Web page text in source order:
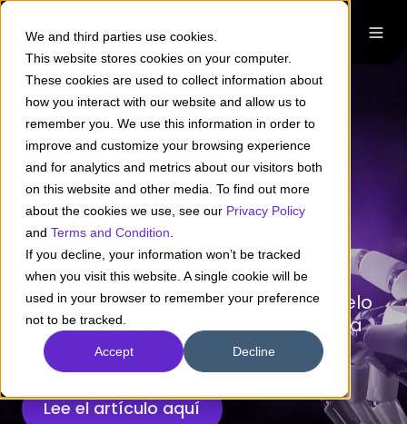
We and third parties use cookies.
This website stores cookies on your computer.
These cookies are used to collect information about
how you interact with our website and allow us to
remember you. We use this information in order to
improve and customize your browsing experience
and for analytics and metrics about our visitors both
on this website and other media. To find out more
about the cookies we use, see our Privacy Policy
and Terms and Condition
If you decline, your information won’t be tracked
when you visit this website. A single cookie will be
used in your browser to remember your preference
not to be tracked.
Accept Decline
Aumentamos la satisfacción del
cliente optimizando las interacciones y
acelerando las
respuestas. Así
demostramos el poder de la IA para la
asistencia personalizada.
¿Por qué tu negocio debe
convertirse en una
empresa agéntica?
Descubre por qué adoptar un modelo
agéntico puede marcar la diferencia
en la competitividad de tu negocio
Lee el artículo aquí
Todos los insights de la
implementación en el país y los datos
que se convertirán en oportunidades.